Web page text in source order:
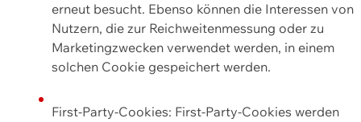
erneut besucht. Ebenso können die Interessen von
Nutzern, die zur Reichweitenmessung oder zu
Marketingzwecken verwendet werden, in einem
solchen Cookie gespeichert werden.
First-Party-Cookies: First-Party-Cookies werden